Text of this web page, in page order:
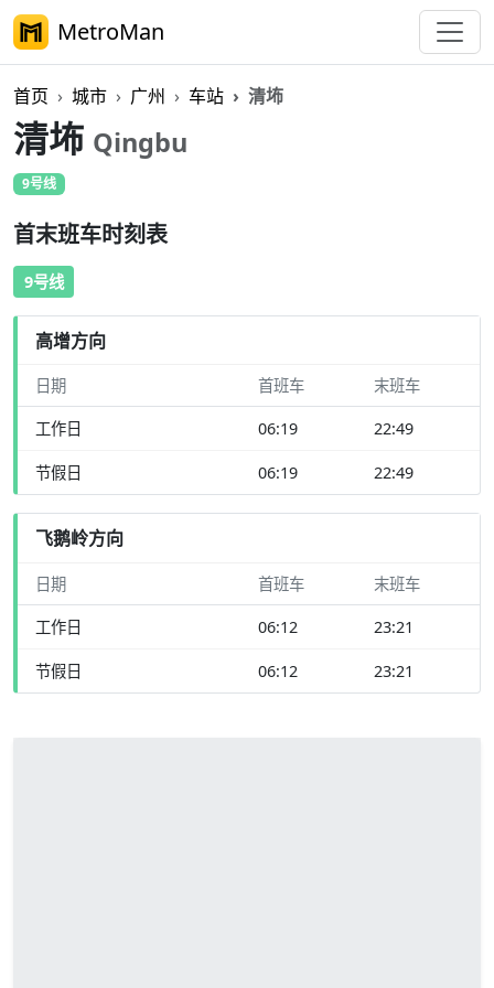
MetroMan
首页 城市 广州 车站 清㘵
清㘵 Qingbu
9号线
首末班车时刻表
9号线
高增方向
日期 首班车 末班车
工作日 06:19 22:49
节假日 06:19 22:49
飞鹅岭方向
日期 首班车 末班车
工作日 06:12 23:21
节假日 06:12 23:21